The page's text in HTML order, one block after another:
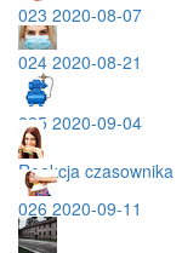
023 2020-08-07
024 2020-08-21
025 2020-09-04
Reakcja czasownika
026 2020-09-11